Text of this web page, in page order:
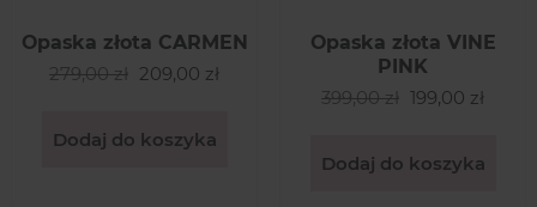
Opaska złota CARMEN
279,00 zł 209,00 zł
Dodaj do koszyka
Opaska złota VINE
PINK
399,00 zł 199,00 zł
Dodaj do koszyka